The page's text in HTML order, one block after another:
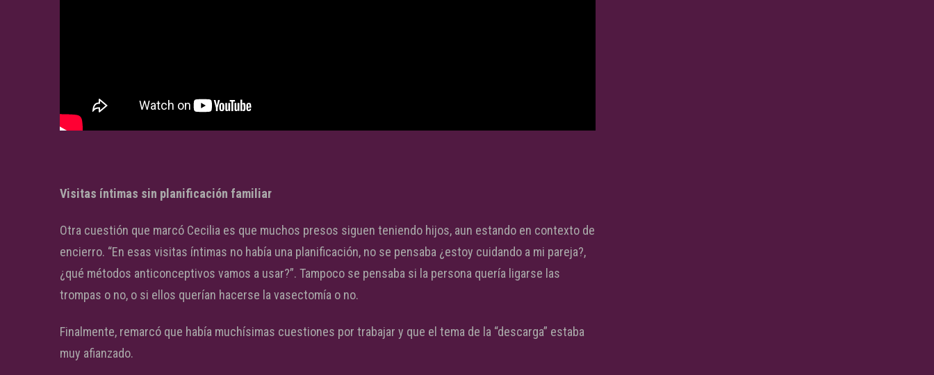
Visitas íntimas sin planificación familiar
Otra cuestión que marcó Cecilia es que muchos presos siguen teniendo hijos, aun estando en contexto de
encierro. “En esas visitas íntimas no había una planificación, no se pensaba ¿estoy cuidando a mi pareja?,
¿qué métodos anticonceptivos vamos a usar?”. Tampoco se pensaba si la persona quería ligarse las
trompas o no, o si ellos querían hacerse la vasectomía o no.
Finalmente, remarcó que había muchísimas cuestiones por trabajar y que el tema de la “descarga” estaba
muy afianzado.